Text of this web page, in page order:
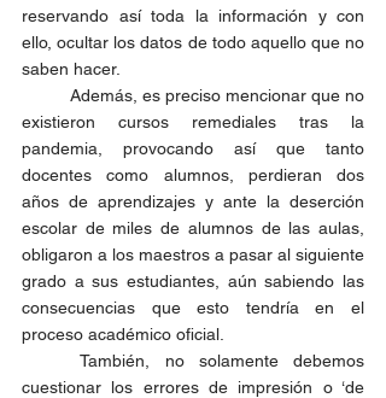
reservando así toda la información y con
ello, ocultar los datos de todo aquello que no
saben hacer.
existieron cursos remediales tras la
pandemia, provocando así que tanto
docentes como alumnos, perdieran dos
años de aprendizajes y ante la deserción
escolar de miles de alumnos de las aulas,
obligaron a los maestros a pasar al siguiente
grado a sus estudiantes, aún sabiendo las
consecuencias que esto tendría en el
proceso académico oficial.
	También, no solamente debemos
cuestionar los errores de impresión o ‘de